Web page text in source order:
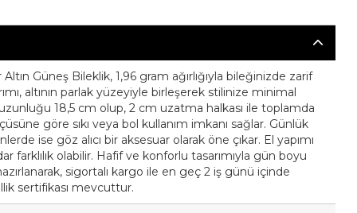
Güneş Bileklik, 1,96 gram ağırlığıyla bileğinizde zarif
altının parlak yüzeyiyle birleşerek stilinize minimal
18,5 cm olup, 2 cm uzatma halkası ile toplamda
göre sıkı veya bol kullanım imkanı sağlar. Günlük
ise göz alıcı bir aksesuar olarak öne çıkar. El yapımı
farklılık olabilir. Hafif ve konforlu tasarımıyla gün boyu
sigortalı kargo ile en geç 2 iş günü içinde
sertifikası mevcuttur.